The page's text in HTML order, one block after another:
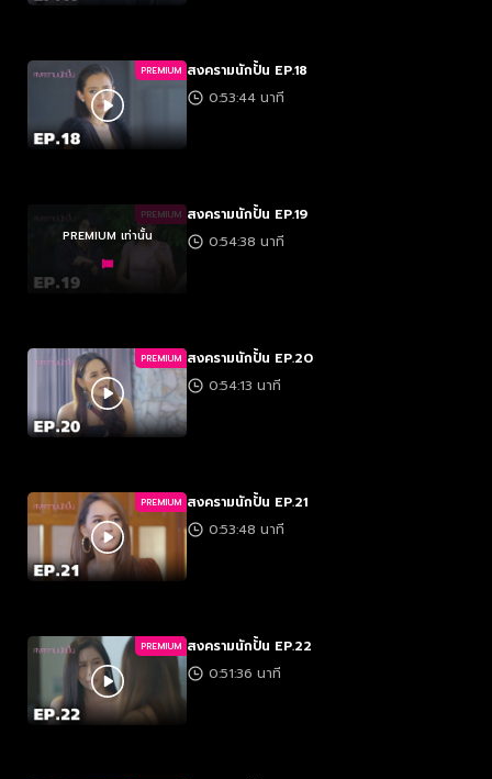
PREMIUM สงครามนักปั้น EP.18
0:53:44 นาที
PREMIUM
PREMIUM เท่านั้น
สงครามนักปั้น EP.19
0:54:38 นาที
PREMIUM สงครามนักปั้น EP.20
0:54:13 นาที
PREMIUM สงครามนักปั้น EP.21
0:53:48 นาที
PREMIUM สงครามนักปั้น EP.22
0:51:36 นาที